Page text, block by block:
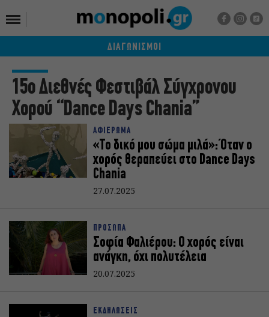
ΔΙΑΓΩΝΙΣΜΟΙ
15ο Διεθνές Φεστιβάλ Σύγχρονου
Χορού “Dance Days Chania”
ΑΦΙΕΡΩΜΑ
«Το δικό μου σώμα μιλά»: Όταν ο
χορός θεραπεύει στο Dance Days
Chania
27.07.2025
ΠΡΟΣΩΠΑ
Σοφία Φαλιέρου: Ο χορός είναι
ανάγκη, όχι πολυτέλεια
20.07.2025
ΕΚΔΗΛΩΣΕΙΣ